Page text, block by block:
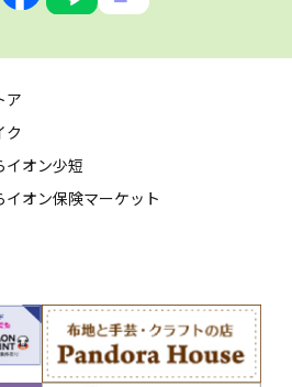
ア
ク
イオン少短
オン保険マーケット